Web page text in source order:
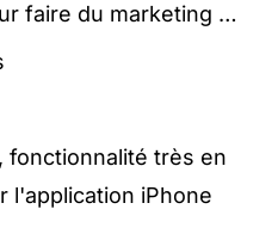
faire du marketing …
fonctionnalité très en
l'application iPhone